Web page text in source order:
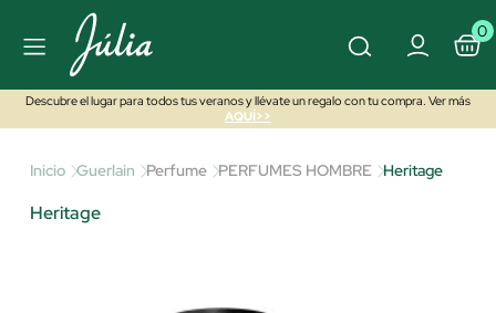
0
Descubre el lugar para todos tus veranos y llévate un regalo con tu compra. Ver más
AQUÍ>>
Inicio Guerlain Perfume PERFUMES HOMBRE Heritage
Heritage